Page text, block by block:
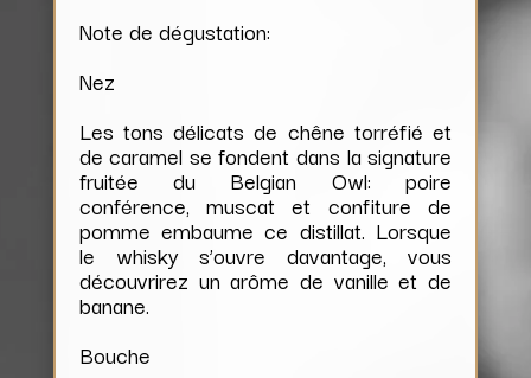
Note de dégustation:
Nez
Les tons délicats de chêne torréfié et
de caramel se fondent dans la signature
fruitée du Belgian Owl: poire
conférence, muscat et confiture de
pomme embaume ce distillat. Lorsque
le whisky s’ouvre davantage, vous
découvrirez un arôme de vanille et de
banane.
Bouche